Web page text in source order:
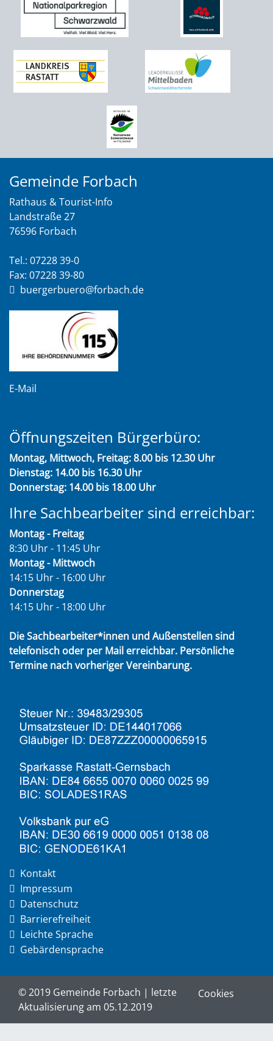
Gemeinde Forbach
Rathaus & Tourist-Info
Landstraße 27
76596 Forbach
Tel.: 07228 39-0
Fax: 07228 39-80
buergerbuero@forbach.de
E-Mail
Öffnungszeiten Bürgerbüro:
Montag, Mittwoch, Freitag: 8.00 bis 12.30 Uhr
Dienstag: 14.00 bis 16.30 Uhr
Donnerstag: 14.00 bis 18.00 Uhr
Ihre Sachbearbeiter sind erreichbar:
Montag - Freitag
8:30 Uhr - 11:45 Uhr
Montag - Mittwoch
14:15 Uhr - 16:00 Uhr
Donnerstag
14:15 Uhr - 18:00 Uhr
Die Sachbearbeiter*innen und Außenstellen sind
telefonisch oder per Mail erreichbar. Persönliche
Termine nach vorheriger Vereinbarung.
Kontakt
Impressum
Datenschutz
Barrierefreiheit
Leichte Sprache
Gebärdensprache
© 2019 Gemeinde Forbach | letzte
Aktualisierung am 05.12.2019
Cookies